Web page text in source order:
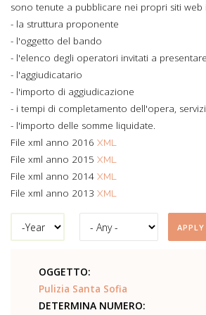
sono tenute a pubblicare nei propri siti web
- la struttura proponente
- l'oggetto del bando
- l'elenco degli operatori invitati a
- l'aggiudicatario
- l'importo di aggiudicazione
- i tempi di completamento dell'opera,
- l'importo delle somme liquidate.
File xml anno 2016 XML
File xml anno 2015 XML
File xml anno 2014 XML
File xml anno 2013 XML
Year
OGGETTO:
Pulizia Santa Sofia
DETERMINA NUMERO: